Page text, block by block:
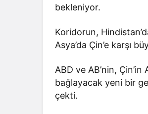
bekleniyor.
Koridorun,
Asya’da Çin’e karşı
ABD ve AB’nin,
bağlayacak yeni bir
çekti.